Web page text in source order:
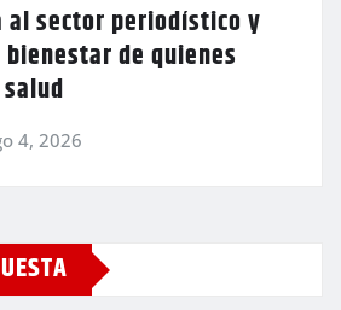
al sector periodístico y
de quienes
4, 2026